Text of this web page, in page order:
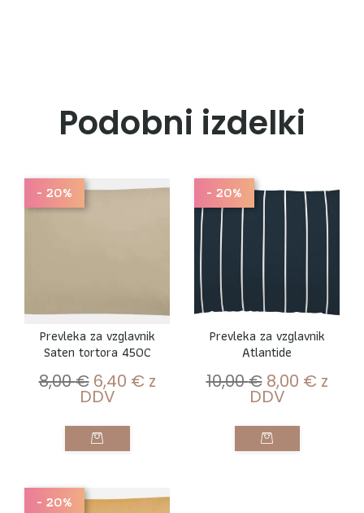
Podobni izdelki
- 20%
Prevleka za vzglavnik
Saten tortora 450C
8,00€ 6,40 € z
DDV
- 20%
Prevleka za vzglavnik
Atlantide
10,00€ 8,00 € z
DDV
- 20%